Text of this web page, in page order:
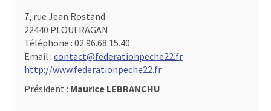
7, rue Jean Rostand
22440 PLOUFRAGAN
Téléphone : 02.96.68.15.40
Email : contact@federationpeche22.fr
http://www.federationpeche22.fr
Président : Maurice LEBRANCHU